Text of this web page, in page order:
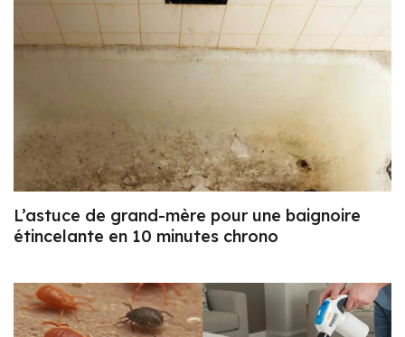
L’astuce de grand-mère pour une baignoire
étincelante en 10 minutes chrono